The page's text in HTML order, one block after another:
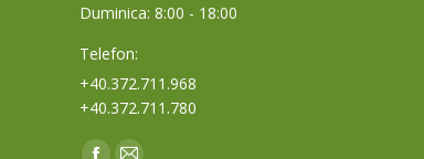
Duminica: 8:00 - 18:00
Telefon:
+40.372.711.968
+40.372.711.780
Find us on: